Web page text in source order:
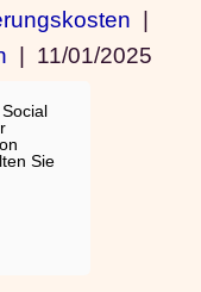
Sie
|
| 11/01/2025